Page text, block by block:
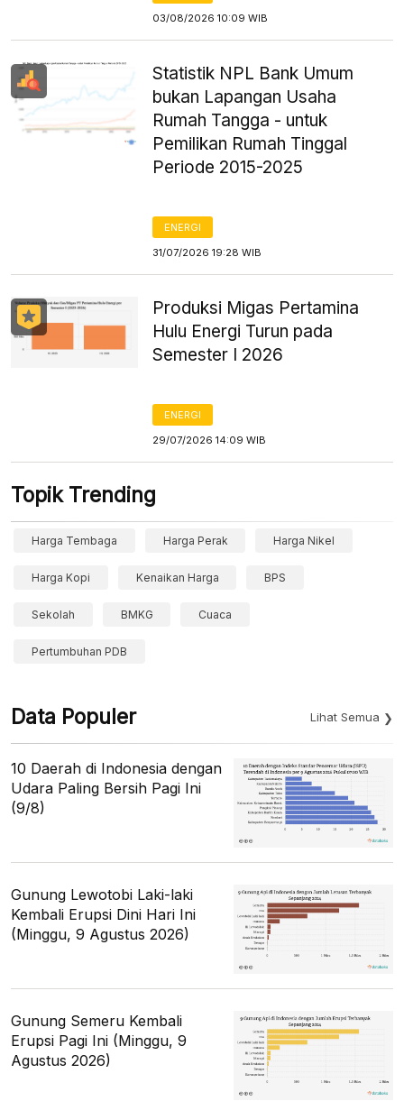
03/08/2026 10:09 WIB
Statistik NPL Bank Umum
bukan Lapangan Usaha
Rumah Tangga - untuk
Pemilikan Rumah Tinggal
Periode 2015-2025
ENERGI
31/07/2026 19:28 WIB
Produksi Migas Pertamina
Hulu Energi Turun pada
Semester I 2026
ENERGI
29/07/2026 14:09 WIB
Topik Trending
Harga Tembaga Harga Perak Harga Nikel
Harga Kopi Kenaikan Harga BPS
Sekolah BMKG Cuaca
Pertumbuhan PDB
Data Populer Lihat Semua
10 Daerah di Indonesia dengan
Udara Paling Bersih Pagi Ini
(9/8)
Gunung Lewotobi Laki-laki
Kembali Erupsi Dini Hari Ini
(Minggu, 9 Agustus 2026)
Gunung Semeru Kembali
Erupsi Pagi Ini (Minggu, 9
Agustus 2026)